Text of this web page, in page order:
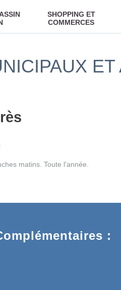
SHOPPING ET
COMMERCES
matins. Toute l'année.
: